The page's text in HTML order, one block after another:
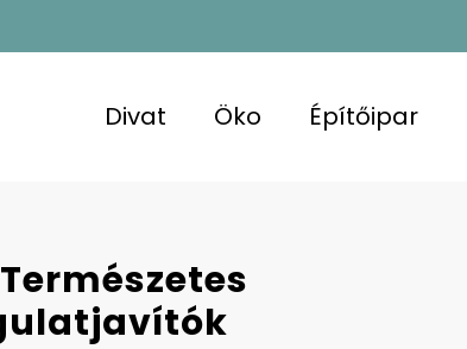
Divat Öko Építőipar